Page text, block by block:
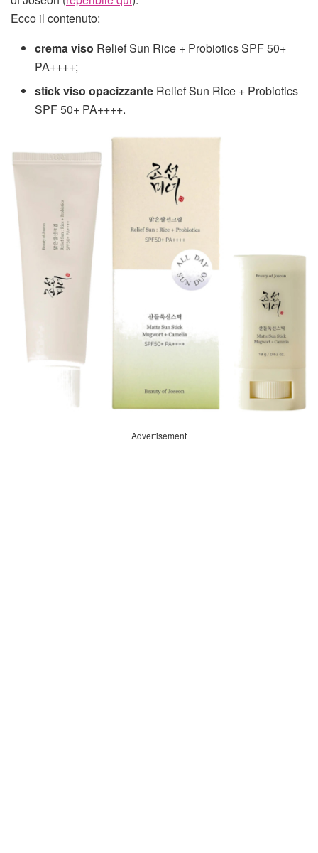
Ecco il contenuto:
crema viso Relief Sun Rice + Probiotics SPF 50+
PA++++;
stick viso opacizzante Relief Sun Rice + Probiotics
SPF 50+ PA++++.
Advertisement